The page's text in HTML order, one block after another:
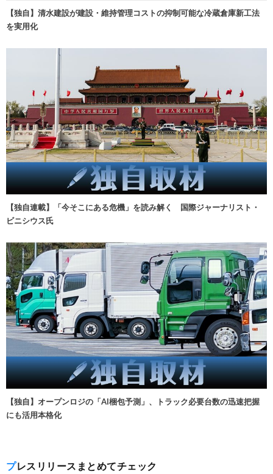
【独自】清水建設が建設・維持管理コストの抑制可能な冷蔵倉庫新工法
を実用化
【独自連載】「今そこにある危機」を読み解く 国際ジャーナリスト・
ビニシウス氏
【独自】オープンロジの「AI梱包予測」、トラック必要台数の迅速把握
にも活用本格化
プレスリリースまとめてチェック